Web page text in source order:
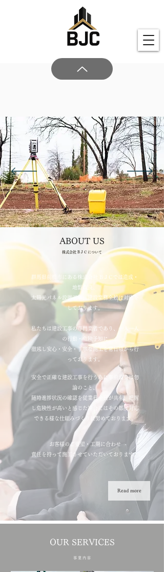
ABOUT US
株式会社 B J C について
群馬県前橋市にある株式会社 B J Cでは造成・
地盤改良、
太陽光パネル設置工事、建設業務全般に対応を
しております。
私たちは建設工事の専門業者であり、一人一人
の行動・危険予知に
徹底し安心・安全・丁寧な施工を常日頃から行
っております。
安全で正確な建設工事を行う為に事前調査は勿
論のこと、
随時進捗状況の確認を従業員全員が共有、把握
し危険性が高いと感じた場合にはその都度対応
できる様な仕組みづくりに努めております。
お客様のご要望・工期に合わせ
責任を持って施工させていただいております。​
Read more
OUR SERVICES
事 業 内 容